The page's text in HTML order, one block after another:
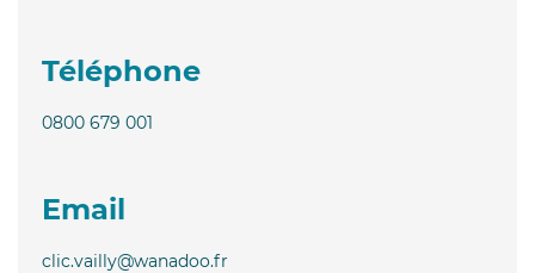
Téléphone
0800 679 001
Email
clic.vailly@wanadoo.fr